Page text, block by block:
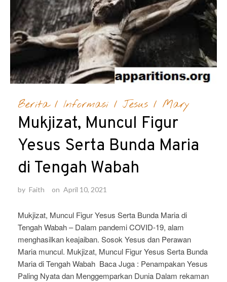
Berita/ Informasi / Jesus / Mary
Mukjizat, Muncul Figur
Yesus Serta Bunda Maria
di Tengah Wabah
by Faith on April 10, 2021
Mukjizat, Muncul Figur Yesus Serta Bunda Maria di
Tengah Wabah – Dalam pandemi COVID-19, alam
menghasilkan keajaiban. Sosok Yesus dan Perawan
Maria muncul. Mukjizat, Muncul Figur Yesus Serta Bunda
Maria di Tengah Wabah Baca Juga : Penampakan Yesus
Paling Nyata dan Menggemparkan Dunia Dalam rekaman